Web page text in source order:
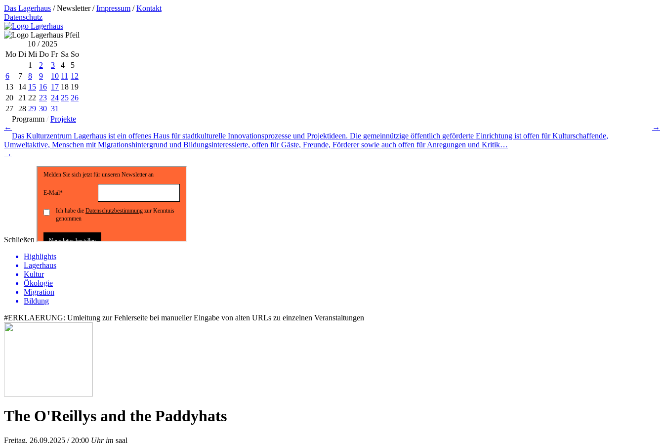
Das Lagerhaus /Newsletter/Impressum /Kontakt
Datenschutz
10 / 2025
Mo Di Mi Do Fr Sa So
1
2 3 4
5
6
7 8 9 10 11 12
13
14 15 16 17 18 19
20
21 22 23 24 25 26
27
28 29 30 31
← →
Programm / Projekte
Das Kulturzentrum Lagerhaus ist ein offenes Haus für stadtkulturelle Innovationsprozesse und Projektideen. Die gemeinnützige öffentlich geförderte Einrichtung ist offen für Kulturschaffende,
Umweltaktive, Menschen mit Migrationshintergrund und Bildungsinteressierte, offen für Gäste, Freunde, Förderer sowie auch offen für Anregungen und Kritik…
→
Schließen
Highlights
Lagerhaus
Kultur
Ökologie
Migration
Bildung
#ERKLAERUNG: Umleitung zur Fehlerseite bei manueller Eingabe von alten URLs zu einzelnen Veranstaltungen
The O'Reillys and the Paddyhats
Freitag, 26.09.2025 / 20:00 Uhr im saal